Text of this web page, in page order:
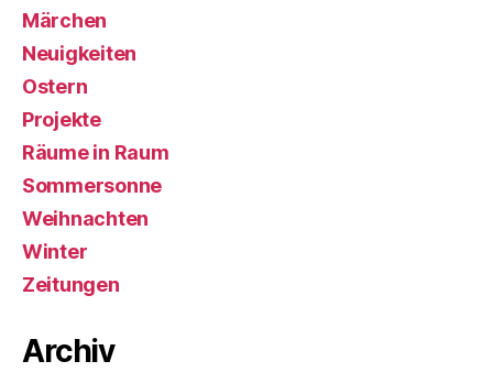
Märchen
Neuigkeiten
Ostern
Projekte
Räume in Raum
Sommersonne
Weihnachten
Winter
Zeitungen
Archiv